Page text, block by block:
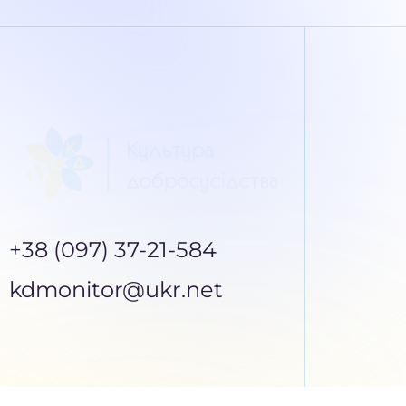
+38 (097) 37-21-584
kdmonitor@ukr.net